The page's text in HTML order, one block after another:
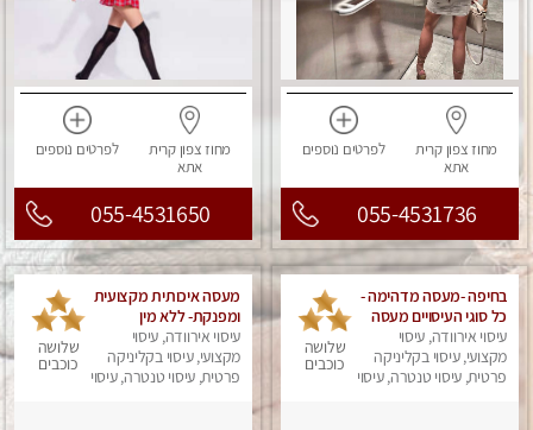
מחוז צפוןקרית
אתא
לפרטים נוספים
055-4531736
מחוז צפוןקרית
אתא
לפרטים נוספים
055-4531650
בחיפה -מעסה מדהימה -
כל סוגי העיסויים מעסה
מקצועית ואיכותית
פרטי!!! מוזמן לחוויה
בלתי נשכחת!!
עיסוי אירוודה, עיסוי
מקצועי, עיסוי בקליניקה
פרטית, עיסוי טנטרה, עיסוי
שלושה
כוכבים
מעסה איכותית מקצועית
ומפנקת- ללא מין
עיסוי אירוודה, עיסוי
מקצועי, עיסוי בקליניקה
פרטית, עיסוי טנטרה, עיסוי
שלושה
כוכבים